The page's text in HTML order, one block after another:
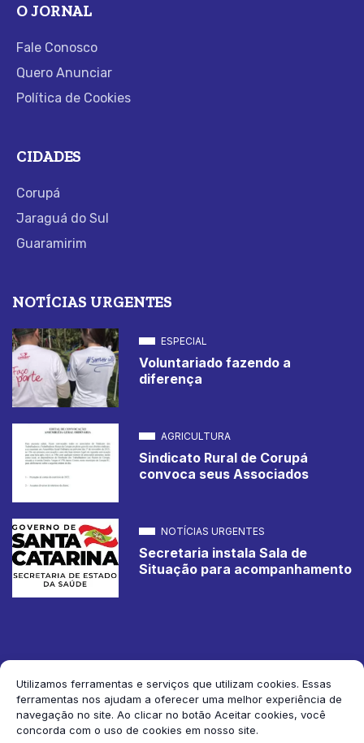
Utilizamos ferramentas e serviços que utilizam cookies. Essas
ferramentas nos ajudam a oferecer uma melhor experiência de
navegação no site. Ao clicar no botão Aceitar cookies, você
concorda com o uso de cookies em nosso site.
O JORNAL
Fale Conosco
Quero Anunciar
Política de Cookies
CIDADES
Corupá
Jaraguá do Sul
Guaramirim
NOTÍCIAS URGENTES
ESPECIAL
Voluntariado fazendo a
diferença
AGRICULTURA
Sindicato Rural de Corupá
convoca seus Associados
NOTÍCIAS URGENTES
Secretaria instala Sala de
Situação para acompanhamento
2026 Jornal de Corupá. Todos os direitos reservados.